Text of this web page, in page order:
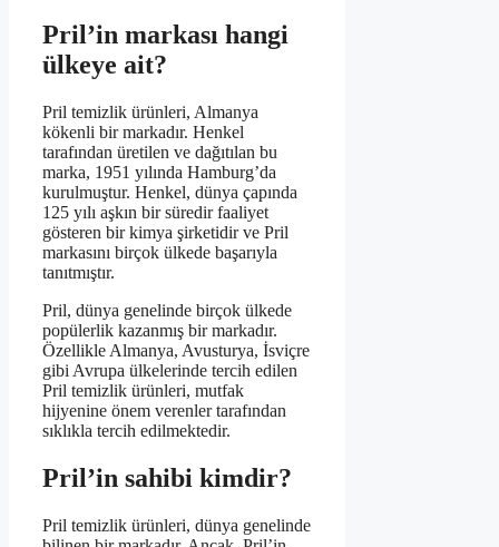
Pril’in markası hangi
ülkeye ait?
Pril temizlik ürünleri, Almanya
kökenli bir markadır. Henkel
tarafından üretilen ve dağıtılan bu
marka, 1951 yılında Hamburg’da
kurulmuştur. Henkel, dünya çapında
125 yılı aşkın bir süredir faaliyet
gösteren bir kimya şirketidir ve Pril
markasını birçok ülkede başarıyla
tanıtmıştır.
Pril, dünya genelinde birçok ülkede
popülerlik kazanmış bir markadır.
Özellikle Almanya, Avusturya, İsviçre
gibi Avrupa ülkelerinde tercih edilen
Pril temizlik ürünleri, mutfak
hijyenine önem verenler tarafından
sıklıkla tercih edilmektedir.
Pril’in sahibi kimdir?
Pril temizlik ürünleri, dünya genelinde